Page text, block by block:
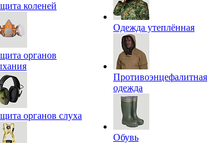
коленей
органов
органов слуха
Одежда утеплённая
Противоэнцефалитная
одежда
Обувь